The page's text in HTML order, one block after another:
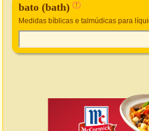
bato (bath) !
Medidas bíblicas e talmúdicas para